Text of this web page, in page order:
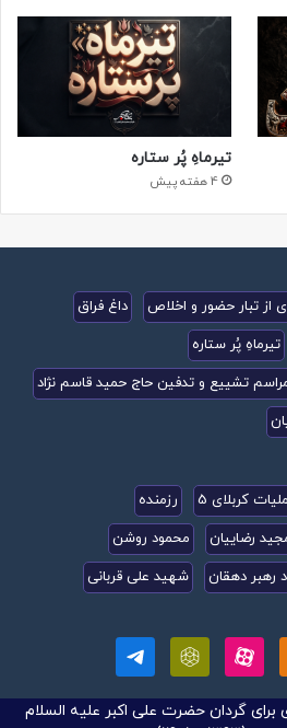
تیرماهِ پُر ستاره
4 هفته پیش
از تبار حضور و اخلاص
داغ فراق
تیرماهِ پُر ستاره
تشییع و تدفین حاج حمید قاسم نژاد
کربلای 5
رزمنده
رضاییان
محمود روشن
رهبر دهقان شهید علی قربانی
گردان حضرت علی اکبر علیه السلام